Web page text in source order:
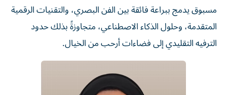
مسبوق يدمج ببراعة فائقة بين الفن البصري، والتقنيات الرقمية
المتقدمة، وحلول الذكاء الاصطناعي، متجاوزةً بذلك حدود
الترفيه التقليدي إلى فضاءات أرحب من الخيال.